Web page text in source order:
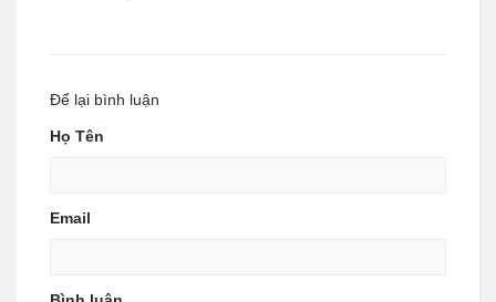
Để lại bình luận
Họ Tên
Email